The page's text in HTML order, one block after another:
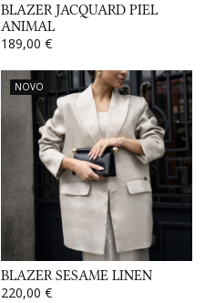
BLAZER JACQUARD PIEL
ANIMAL
189,00 €
NOVO
BLAZER SESAME LINEN
220,00 €